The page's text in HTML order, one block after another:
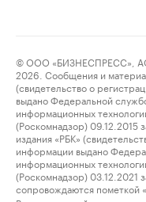
© ООО «БИЗНЕСПРЕСС»,
2026. Сообщения и
(свидетельство о
выдано Федеральной
информационных
(Роскомнадзор)
издания «РБК»
информации выдано
информационных
(Роскомнадзор)
сопровождаются пометкой